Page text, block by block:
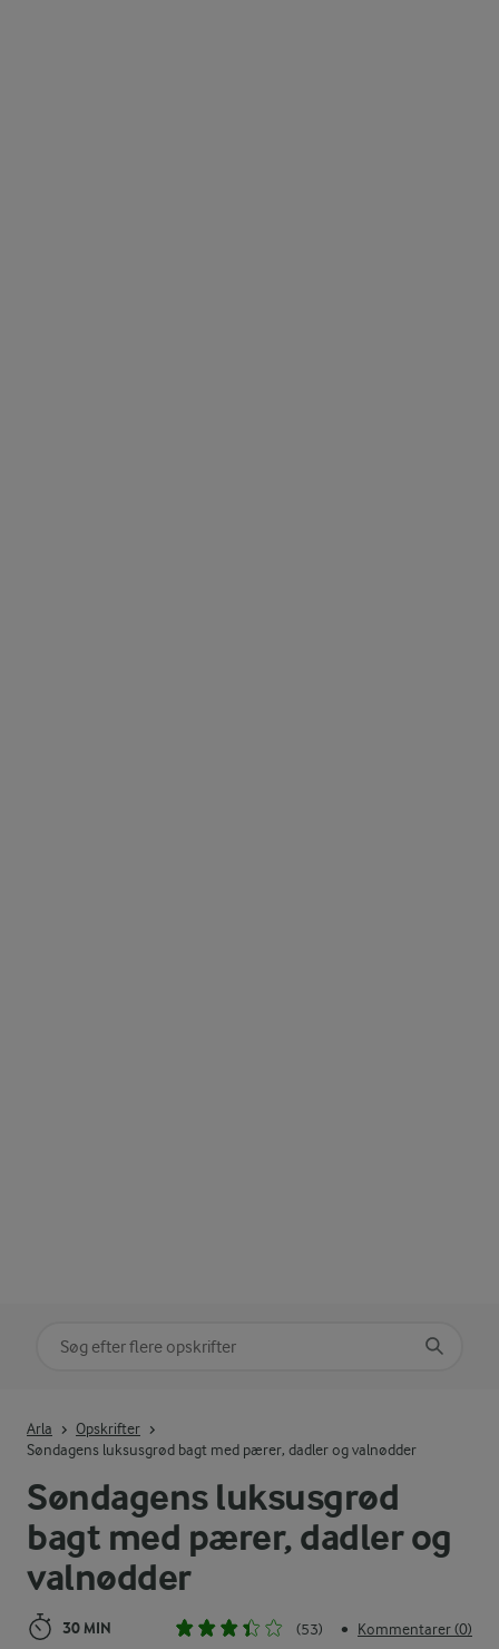
Søndagens luksusgrød
bagt med pærer, dadler og
valnødder
30 MIN (53) • Kommentarer (0)
Arla
Opskrifter
Søndagens luksusgrød bagt med pærer, dadler og valnødder
Søg på kategori